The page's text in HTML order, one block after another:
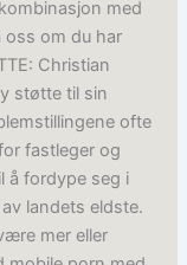
med
oss om du har
Christian
støtte til sin
ofte
fastleger og
å fordype seg i
landets eldste.
mer eller